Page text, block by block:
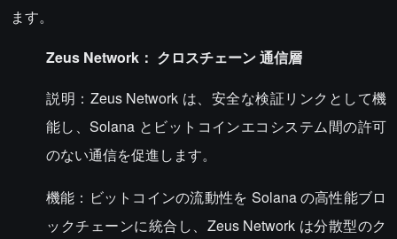
ます。
Zeus Network： クロスチェーン通信層
説明：Zeus Network は、安全な検証リンクとして機
能し、Solana とビットコインエコシステム間の許可
のない通信を促進します。
機能：ビットコインの流動性を Solana の高性能ブロ
ックチェーンに統合し、Zeus Network は分散型のク